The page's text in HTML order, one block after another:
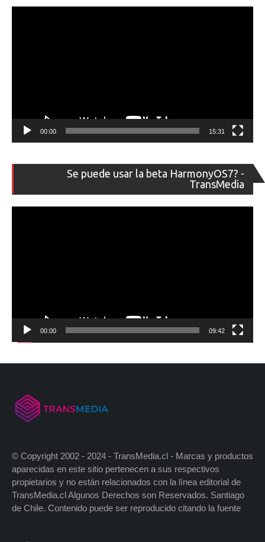
00:00 15:31
Se puede usar la beta HarmonyOS7? -
TransMedia
de
00:00 09:42
© Copyright 2002 - 2024 - TransMedia.cl - Marcas y productos
aparecidas en este sitio pertenecen a sus respectivos
propietarios y no están relacionados con la línea editorial de
TransMedia.cl Algunos Derechos son Reservados. Santiago
de Chile. Contenido puede ser reproducido citando la fuente